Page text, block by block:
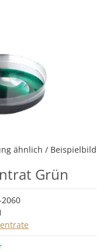
ähnlich / Beispielbild
Grün
2060